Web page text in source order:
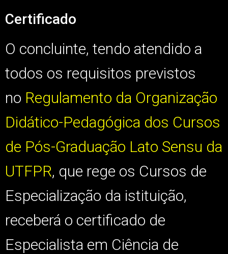
Certificado
O concluinte, tendo atendido a
todos os requisitos previstos
no Regulamento da Organização
Didático-Pedagógica dos Cursos
de Pós-Graduação Lato Sensu da
UTFPR, que rege os Cursos de
Especialização da istituição,
receberá o certificado de
Especialista em Ciência de